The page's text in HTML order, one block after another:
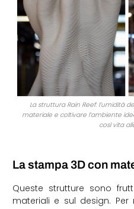
La struttura Rain Reef: l’umidità
materiale e coltivare l’ambiente
così vita
La stampa 3D con
Queste strutture sono
materiali e sul design. Per